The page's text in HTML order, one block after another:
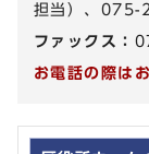
担当）、075-
ファックス：
お電話の際は